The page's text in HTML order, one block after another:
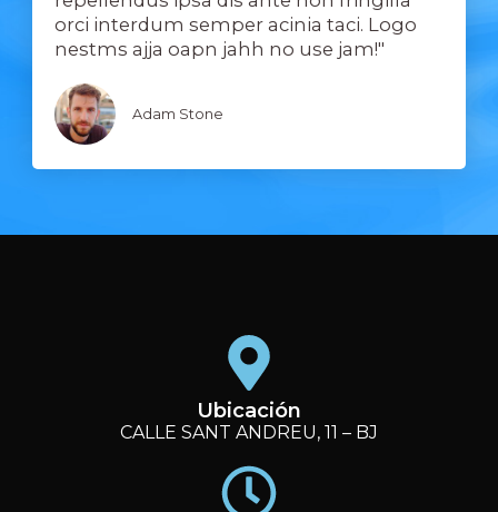
orci interdum semper acinia taci. Logo
nestms ajja oapn jahh no use jam!"
Adam Stone
Ubicación
CALLE SANT ANDREU, 11 – BJ